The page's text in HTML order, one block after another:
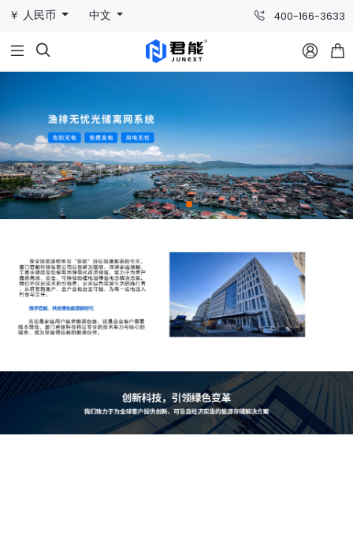
￥ 人民币 中文 400-166-3633
  